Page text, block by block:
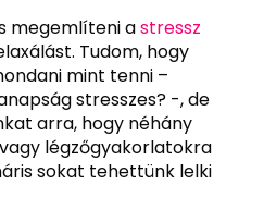
megemlíteni astressz
Tudom, hogy
mint tenni –
stresszes? -, de
arra, hogy néhány
légzőgyakorlatokra
sokat tehettünk lelki